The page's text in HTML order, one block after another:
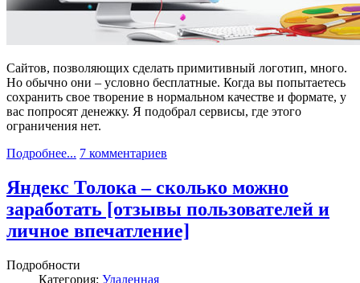
Сайтов, позволяющих сделать примитивный логотип, много.
Но обычно они – условно бесплатные. Когда вы попытаетесь
сохранить свое творение в нормальном качестве и формате, у
вас попросят денежку. Я подобрал сервисы, где этого
ограничения нет.
Подробнее... 7 комментариев
Яндекс Толока – сколько можно
заработать [отзывы пользователей и
личное впечатление]
Подробности
Категория: Удаленная